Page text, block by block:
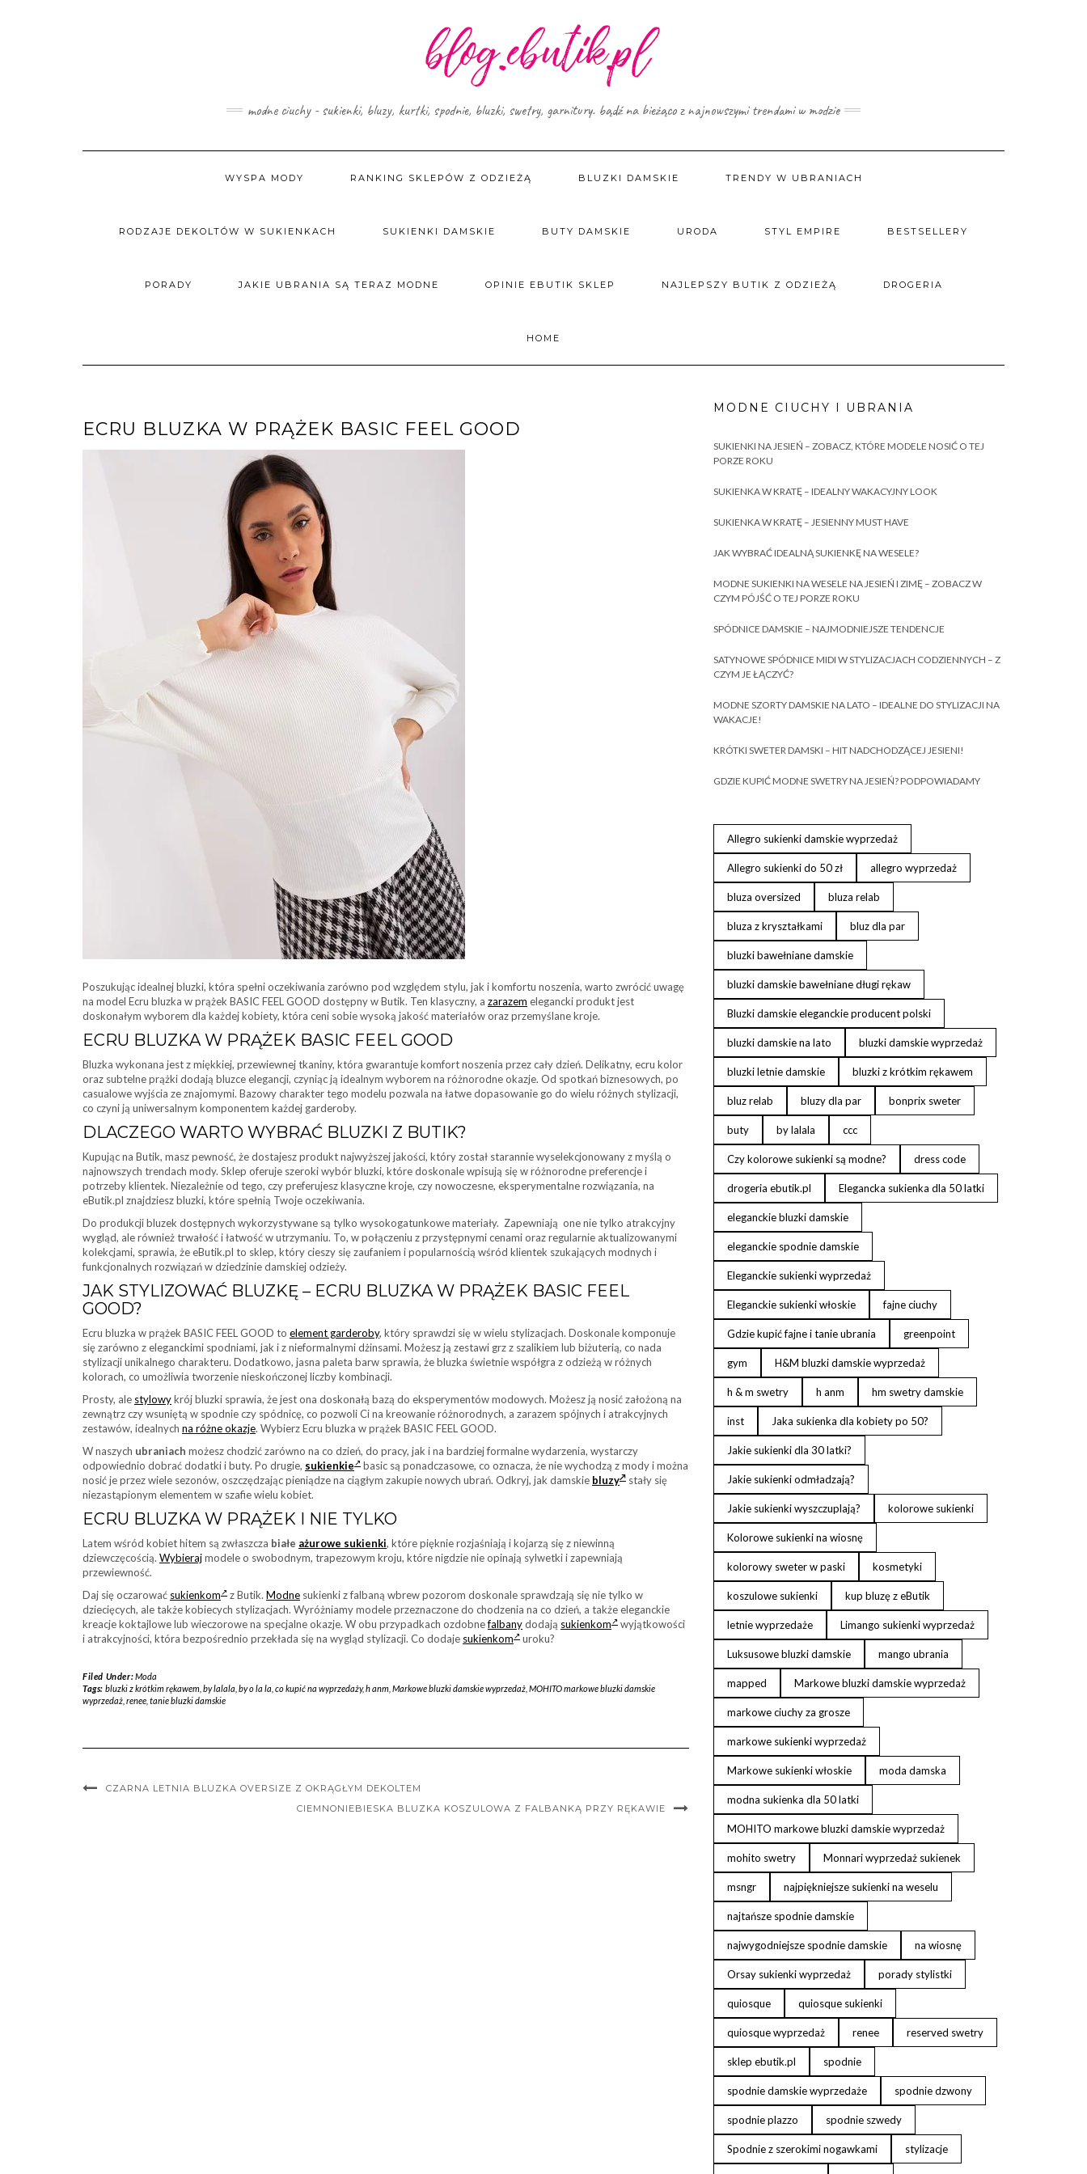
modne ciuchy - sukienki, bluzy, kurtki, spodnie, bluzki, swetry, garnitury. bądź na bieżąco z najnowszymi trendami w modzie
WYSPA MODY RANKING SKLEPÓW Z ODZIEŻĄ BLUZKI DAMSKIE TRENDY W UBRANIACH
RODZAJE DEKOLTÓW W SUKIENKACH SUKIENKI DAMSKIE BUTY DAMSKIE URODA STYL EMPIRE BESTSELLERY
PORADY JAKIE UBRANIA SĄ TERAZ MODNE OPINIE EBUTIK SKLEP NAJLEPSZY BUTIK Z ODZIEŻĄ DROGERIA
HOME
ECRU BLUZKA W PRĄŻEK BASIC FEEL GOOD
Poszukując idealnej bluzki, która spełni oczekiwania zarówno pod względem stylu, jak i komfortu noszenia, warto zwrócić uwagę
na model Ecru bluzka w prążek BASIC FEEL GOOD dostępny w Butik. Ten klasyczny, a zarazem elegancki produkt jest
doskonałym wyborem dla każdej kobiety, która ceni sobie wysoką jakość materiałów oraz przemyślane kroje.
ECRU BLUZKA W PRĄŻEK BASIC FEEL GOOD
Bluzka wykonana jest z miękkiej, przewiewnej tkaniny, która gwarantuje komfort noszenia przez cały dzień. Delikatny, ecru kolor
oraz subtelne prążki dodają bluzce elegancji, czyniąc ją idealnym wyborem na różnorodne okazje. Od spotkań biznesowych, po
casualowe wyjścia ze znajomymi. Bazowy charakter tego modelu pozwala na łatwe dopasowanie go do wielu różnych stylizacji,
co czyni ją uniwersalnym komponentem każdej garderoby.
DLACZEGO WARTO WYBRAĆ BLUZKI Z BUTIK?
Kupując na Butik, masz pewność, że dostajesz produkt najwyższej jakości, który został starannie wyselekcjonowany z myślą o
najnowszych trendach mody. Sklep oferuje szeroki wybór bluzki, które doskonale wpisują się w różnorodne preferencje i
potrzeby klientek. Niezależnie od tego, czy preferujesz klasyczne kroje, czy nowoczesne, eksperymentalne rozwiązania, na
eButik.pl znajdziesz bluzki, które spełnią Twoje oczekiwania.
Do produkcji bluzek dostępnych wykorzystywane są tylko wysokogatunkowe materiały. Zapewniają one nie tylko atrakcyjny
wygląd, ale również trwałość i łatwość w utrzymaniu. To, w połączeniu z przystępnymi cenami oraz regularnie aktualizowanymi
kolekcjami, sprawia, że eButik.pl to sklep, który cieszy się zaufaniem i popularnością wśród klientek szukających modnych i
funkcjonalnych rozwiązań w dziedzinie damskiej odzieży.
JAK STYLIZOWAĆ BLUZKĘ – ECRU BLUZKA W PRĄŻEK BASIC FEEL
GOOD?
Ecru bluzka w prążek BASIC FEEL GOOD to element garderoby, który sprawdzi się w wielu stylizacjach. Doskonale komponuje
się zarówno z eleganckimi spodniami, jak i z nieformalnymi dżinsami. Możesz ją zestawi grz z szalikiem lub biżuterią, co nada
stylizacji unikalnego charakteru. Dodatkowo, jasna paleta barw sprawia, że bluzka świetnie współgra z odzieżą w różnych
kolorach, co umożliwia tworzenie nieskończonej liczby kombinacji.
Prosty, ale stylowykrój bluzki sprawia, że jest ona doskonałą bazą do eksperymentów modowych. Możesz ją nosić założoną na
zewnątrz czy wsuniętą w spodnie czy spódnicę, co pozwoli Ci na kreowanie różnorodnych, a zarazem spójnych i atrakcyjnych
zestawów, idealnych na różne okazje. Wybierz Ecru bluzka w prążek BASIC FEEL GOOD.
W naszych ubraniach możesz chodzić zarówno na co dzień, do pracy, jak i na bardziej formalne wydarzenia, wystarczy
odpowiednio dobrać dodatki i buty. Po drugie, sukienkie
basic są ponadczasowe, co oznacza, że nie wychodzą z mody i można
nosić je przez wiele sezonów, oszczędzając pieniądze na ciągłym zakupie nowych ubrań. Odkryj, jak damskie bluzy
stały się
niezastąpionym elementem w szafie wielu kobiet.
ECRU BLUZKA W PRĄŻEK I NIE TYLKO
Latem wśród kobiet hitem są zwłaszcza białe ażurowe sukienki, które pięknie rozjaśniają i kojarzą się z niewinną
dziewczęcością. Wybierajmodele o swobodnym, trapezowym kroju, które nigdzie nie opinają sylwetki i zapewniają
przewiewność.
Daj się oczarować sukienkom z Butik. Modne sukienki z falbaną wbrew pozorom doskonale sprawdzają się nie tylko w
dziecięcych, ale także kobiecych stylizacjach. Wyróżniamy modele przeznaczone do chodzenia na co dzień, a także eleganckie
kreacje koktajlowe lub wieczorowe na specjalne okazje. W obu przypadkach ozdobnefalbanydodają sukienkom
wyjątkowości
i atrakcyjności, która bezpośrednio przekłada się na wygląd stylizacji. Co dodaje sukienkom uroku?
Filed Under:Moda
Tags: bluzki z krótkim rękawem by lalala by o la la co kupić na wyprzedaży,h anm Markowe bluzki damskie wyprzedaż, MOHITO markowe bluzki damskie
wyprzedaż renee tanie bluzki damskie
CZARNA LETNIA BLUZKA OVERSIZE Z OKRĄGŁYM DEKOLTEM
CIEMNONIEBIESKA BLUZKA KOSZULOWA Z FALBANKĄ PRZY RĘKAWIE
MODNE CIUCHY I UBRANIA
SUKIENKI NA JESIEŃ – ZOBACZ, KTÓRE MODELE NOSIĆ O TEJ
PORZE ROKU
SUKIENKA W KRATĘ – IDEALNY WAKACYJNY LOOK
SUKIENKA W KRATĘ – JESIENNY MUST HAVE
JAK WYBRAĆ IDEALNĄ SUKIENKĘ NA WESELE?
MODNE SUKIENKI NA WESELE NA JESIEŃ I ZIMĘ – ZOBACZ W
CZYM PÓJŚĆ O TEJ PORZE ROKU
SPÓDNICE DAMSKIE – NAJMODNIEJSZE TENDENCJE
SATYNOWE SPÓDNICE MIDI W STYLIZACJACH CODZIENNYCH – Z
CZYM JE ŁĄCZYĆ?
MODNE SZORTY DAMSKIE NA LATO – IDEALNE DO STYLIZACJI NA
WAKACJE!
KRÓTKI SWETER DAMSKI – HIT NADCHODZĄCEJ JESIENI!
GDZIE KUPIĆ MODNE SWETRY NA JESIEŃ? PODPOWIADAMY
Allegro sukienki damskie wyprzedaż
Allegro sukienki do 50 zł allegro wyprzedaż
bluza oversized bluza relab
bluza z kryształkami bluz dla par
bluzki bawełniane damskie
bluzki damskie bawełniane długi rękaw
Bluzki damskie eleganckie producent polski
bluzki damskie na lato bluzki damskie wyprzedaż
bluzki letnie damskie bluzki z krótkim rękawem
bluz relab bluzy dla par bonprix sweter
buty by lalala ccc
Czy kolorowe sukienki są modne? dress code
drogeria ebutik.pl Elegancka sukienka dla 50 latki
eleganckie bluzki damskie
eleganckie spodnie damskie
Eleganckie sukienki wyprzedaż
Eleganckie sukienki włoskie fajne ciuchy
Gdzie kupić fajne i tanie ubrania greenpoint
gym H&M bluzki damskie wyprzedaż
h & m swetry h anm hm swetry damskie
inst Jaka sukienka dla kobiety po 50?
Jakie sukienki dla 30 latki?
Jakie sukienki odmładzają?
Jakie sukienki wyszczuplają? kolorowe sukienki
Kolorowe sukienki na wiosnę
kolorowy sweter w paski kosmetyki
koszulowe sukienki kup bluzę z eButik
letnie wyprzedaże Limango sukienki wyprzedaż
Luksusowe bluzki damskie mango ubrania
mapped Markowe bluzki damskie wyprzedaż
markowe ciuchy za grosze
markowe sukienki wyprzedaż
Markowe sukienki włoskie moda damska
modna sukienka dla 50 latki
MOHITO markowe bluzki damskie wyprzedaż
mohito swetry Monnari wyprzedaż sukienek
msngr najpiękniejsze sukienki na weselu
najtańsze spodnie damskie
najwygodniejsze spodnie damskie na wiosnę
Orsay sukienki wyprzedaż porady stylistki
quiosque quiosque sukienki
quiosque wyprzedaż renee reserved swetry
sklep ebutik.pl spodnie
spodnie damskie wyprzedaże spodnie dzwony
spodnie plazzo spodnie szwedy
Spodnie z szerokimi nogawkami stylizacje